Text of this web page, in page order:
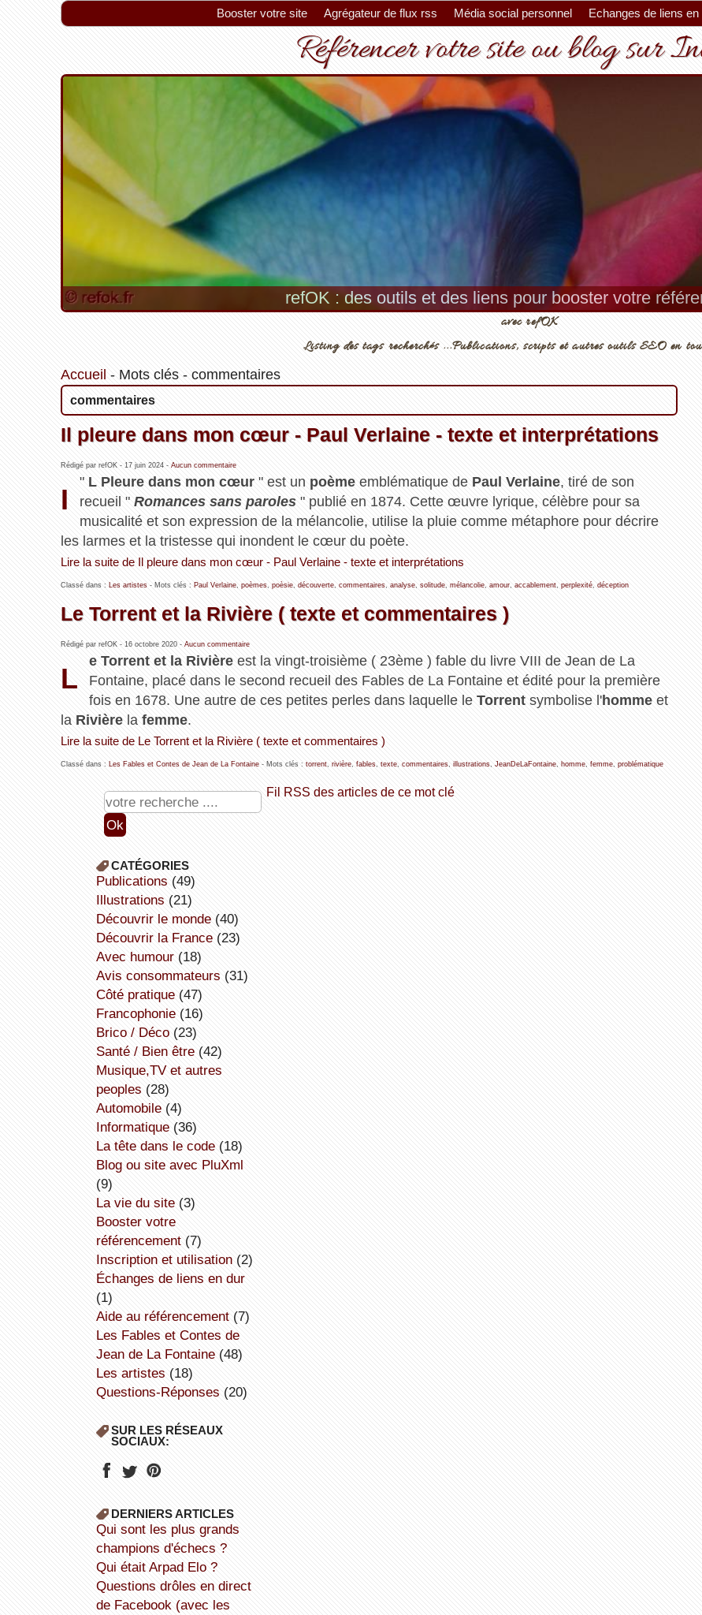
Booster votre site Agrégateur de flux rss Média social personnel Echanges de liens en
Référencer votre site ou blog sur
refOK : des outils et des liens pour booster votre
avec refOK
Listing des tags recherchés ...Publications, scripts et autres outils SEO en
Accueil - Mots clés- commentaires
commentaires
Il pleure dans mon cœur - Paul Verlaine - texte et interprétations
Rédigé par refOK - 17 juin 2024- Aucun commentaire
"
I
L Pleure dans mon cœur " est un poème emblématique de Paul Verlaine, tiré de son
recueil " Romances sans paroles " publié en 1874. Cette œuvre lyrique, célèbre pour sa
musicalité et son expression de la mélancolie, utilise la pluie comme métaphore pour décrire
les larmes et la tristesse qui inondent le cœur du poète.
Lire la suite de Il pleure dans mon cœur - Paul Verlaine - texte et interprétations
Classé dans : Les artistes- Mots clés : Paul Verlaine, poèmes, poèsie, découverte, commentaires, analyse, solitude, mélancolie, amour, accablement, perplexité, déception
Le Torrent et la Rivière ( texte et commentaires )
Rédigé par refOK - 16 octobre 2020- Aucun commentaire
L
e Torrent et la Rivière est la vingt-troisième ( 23ème ) fable du livre VIII de Jean de La
Fontaine, placé dans le second recueil des Fables de La Fontaine et édité pour la première
fois en 1678. Une autre de ces petites perles dans laquelle le Torrent symbolise l'homme et
la Rivièrela femme.
Lire la suite de Le Torrent et la Rivière ( texte et commentaires )
Classé dans : Les Fables et Contes de Jean de La Fontaine- Mots clés : torrent, rivière, fables, texte, commentaires, illustrations, JeanDeLaFontaine, homme, femme, problématique
Fil RSS des articles de ce mot clé
CATÉGORIES
publications (49)
illustrations (21)
découvrir le monde(40)
découvrir la France(23)
avec humour(18)
avis consommateurs (31)
côté pratique(47)
Francophonie(16)
Brico / Déco(23)
Santé / Bien être(42)
Musique,TV et autres
peoples (28)
Automobile(4)
informatique(36)
la tête dans le code(18)
Blog ou site avec PluXml
(9)
la vie du site(3)
booster votre
référencement(7)
inscription et utilisation(2)
échanges de liens en dur
(1)
aide au référencement(7)
Les Fables et Contes de
Jean de La Fontaine(48)
Les artistes (18)
Questions-Réponses (20)
SUR LES RÉSEAUX
SOCIAUX:
DERNIERS ARTICLES
Qui sont les plus grands
champions d'échecs ?
Qui était Arpad Elo ?
Questions drôles en direct
de Facebook (avec les